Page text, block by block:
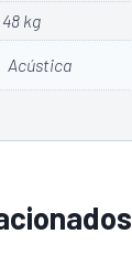
48 kg
Acústica